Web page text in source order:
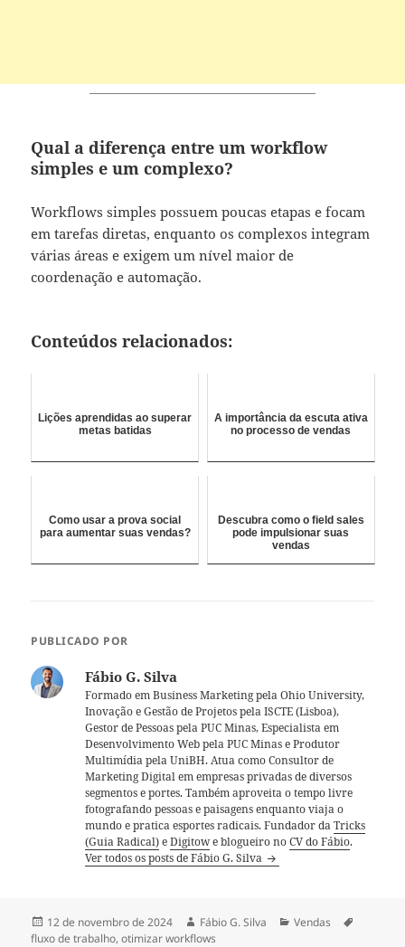
Qual a diferença entre um workflow
simples e um complexo?
Workflows simples possuem poucas etapas e focam
em tarefas diretas, enquanto os complexos integram
várias áreas e exigem um nível maior de
coordenação e automação.
Conteúdos relacionados:
Lições aprendidas ao superar
metas batidas
A importância da escuta ativa
no processo de vendas
Como usar a prova social
para aumentar suas vendas?
Descubra como o field sales
pode impulsionar suas
vendas
PUBLICADO POR
Fábio G. Silva
Formado em Business Marketing pela Ohio University,
Inovação e Gestão de Projetos pela ISCTE (Lisboa),
Gestor de Pessoas pela PUC Minas, Especialista em
Desenvolvimento Web pela PUC Minas e Produtor
Multimídia pela UniBH. Atua como Consultor de
Marketing Digital em empresas privadas de diversos
segmentos e portes. Também aproveita o tempo livre
fotografando pessoas e paisagens enquanto viaja o
mundo e pratica esportes radicais. Fundador daTricks
(Guia Radical)eDigitowe blogueiro noCV do Fábio.
Ver todos os posts de Fábio G. Silva
Publicado
em
12 de novembro de 2024 Autor
Fábio G. Silva Categorias
Vendas
fluxo de trabalho,otimizar workflows